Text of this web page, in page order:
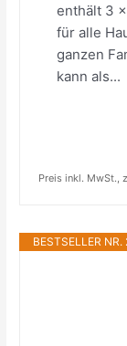
enthält 3
für alle
ganzen
kann als...
Preis inkl. MwSt.,
BESTSELLER NR.